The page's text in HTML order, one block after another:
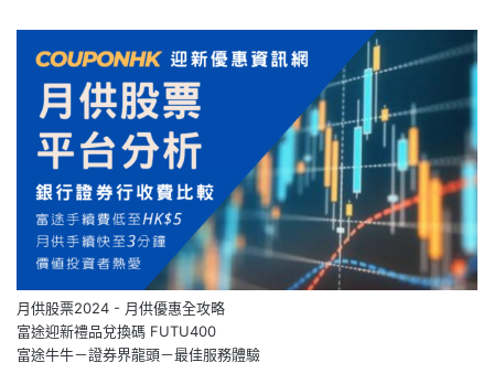
月供股票2024 - 月供優惠全攻略
富途迎新禮品兌換碼 FUTU400
富途牛牛－證券界龍頭－最佳服務體驗